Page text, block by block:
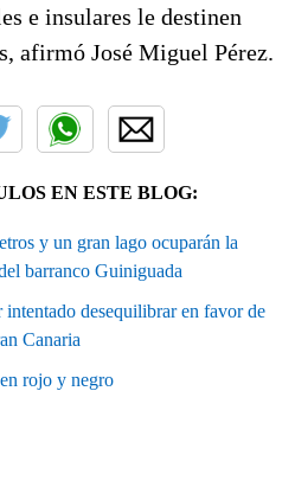
e insulares le destinen
afirmó José Miguel Pérez.
EN ESTE BLOG:
y un gran lago ocuparán la
barranco Guiniguada
intentado desequilibrar en favor de
Canaria
rojo y negro